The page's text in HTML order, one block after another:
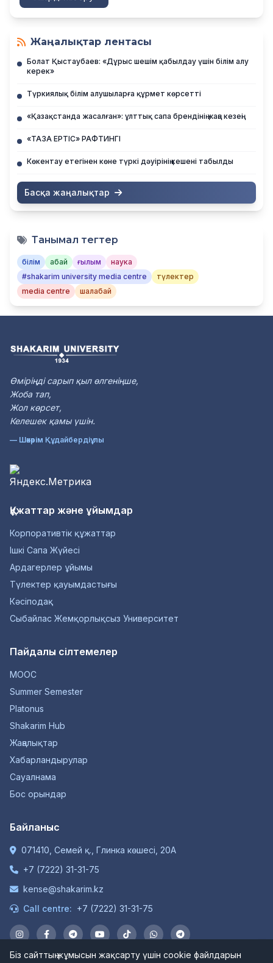
Жаңалықтар лентасы
Болат Қыстаубаев: «Дұрыс шешім қабылдау үшін білім алу
керек»
Түркиялық білім алушыларға құрмет көрсетті
«Қазақстанда жасалған»: ұлттық сапа брендінің жаңа кезеңі
«ТАЗА ЕРТІС» РАФТИНГІ
Көкентау етегінен көне түркі дәуірінің кешені табылды
Басқа жаңалықтар
Танымал тегтер
білім абай ғылым
наука
#shakarim university media centre
түлектер
media centre
шалабай
Өміріңді сарып қыл өлгеніңше,
Жоба тап,
Жол көрсет,
Келешек қамы үшін.
— Шәкәрім Құдайбердіұлы
Құжаттар және ұйымдар
Корпоративтік құжаттар
Ішкі Сапа Жүйесі
Ардагерлер ұйымы
Түлектер қауымдастығы
Кәсіподақ
Сыбайлас Жемқорлықсыз Университет
Пайдалы сілтемелер
MOOC
Summer Semester
Platonus
Shakarim Hub
Жаңалықтар
Хабарландырулар
Сауалнама
Бос орындар
Байланыс
071410, Семей қ., Глинка көшесі, 20А
+7 (7222) 31-31-75
kense@shakarim.kz
Call centre: +7 (7222) 31-31-75
Біз сайттың жұмысын жақсарту үшін cookie файлдарын